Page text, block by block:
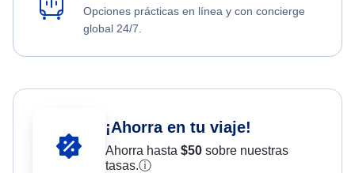
Opciones prácticas en línea y con concierge
global 24/7.
¡Ahorra en tu viaje!
Ahorra hasta $50sobre nuestras
tasas.ⓘ